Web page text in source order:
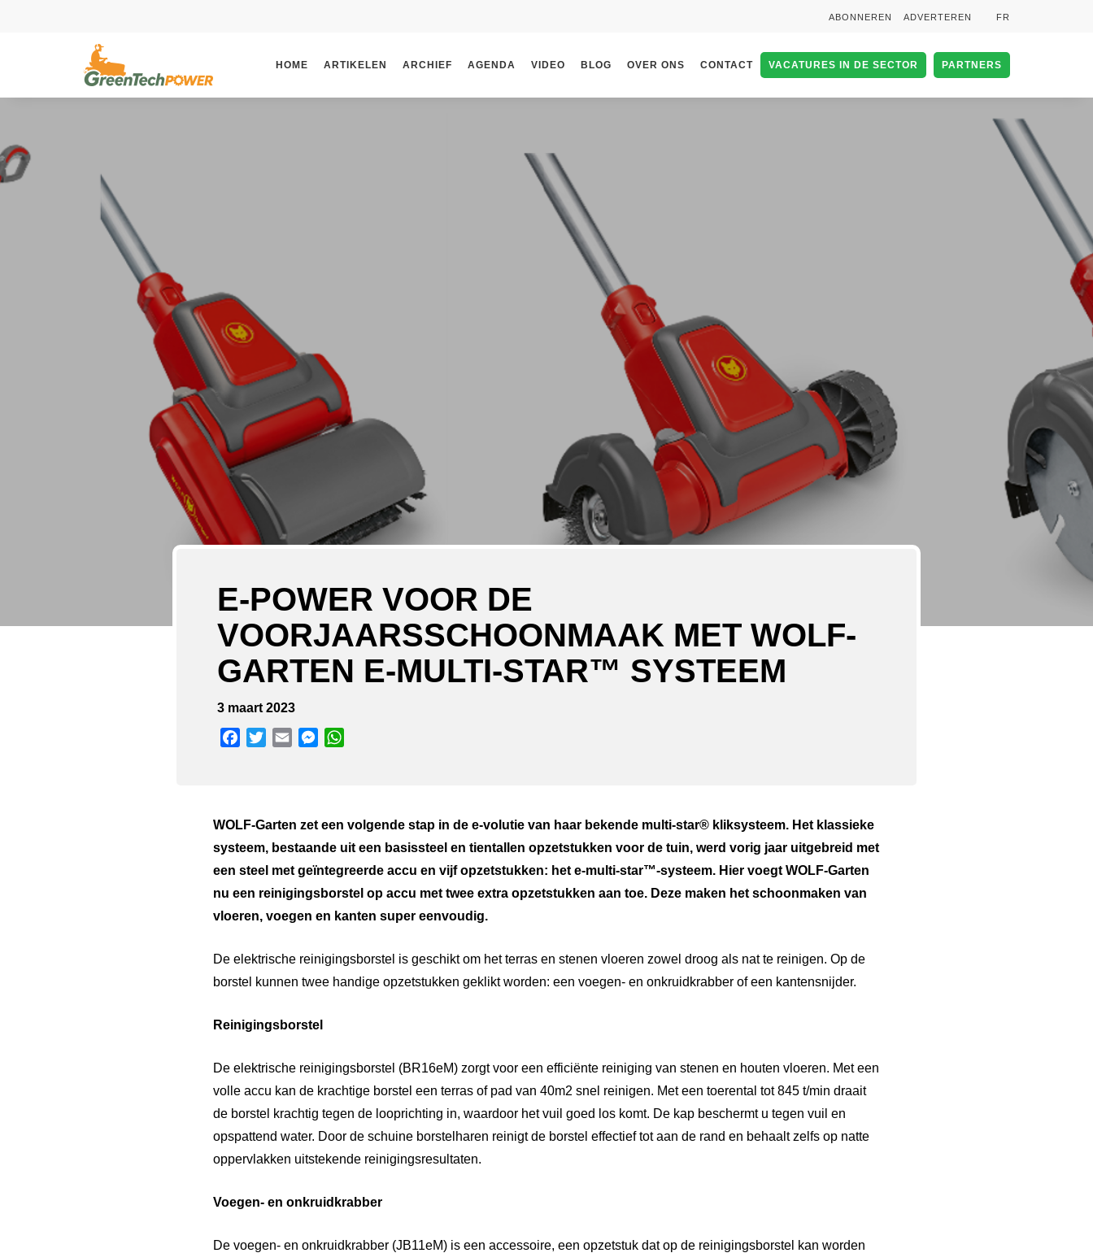
ABONNEREN ADVERTEREN FR
HOME ARTIKELEN ARCHIEF AGENDA VIDEO BLOG OVER ONS CONTACT VACATURES IN DE SECTOR PARTNERS
E-POWER VOOR DE
VOORJAARSSCHOONMAAK MET WOLF-
GARTEN E-MULTI-STAR™ SYSTEEM
3 maart 2023
Facebook
TwitterEmail Messenger
WOLF-Garten zet een volgende stap in de e-volutie van haar bekende multi-star® kliksysteem. Het klassieke
systeem, bestaande uit een basissteel en tientallen opzetstukken voor de tuin, werd vorig jaar uitgebreid met
een steel met geïntegreerde accu en vijf opzetstukken: het e-multi-star™-systeem. Hier voegt WOLF-Garten
nu een reinigingsborstel op accu met twee extra opzetstukken aan toe. Deze maken het schoonmaken van
vloeren, voegen en kanten super eenvoudig.
De elektrische reinigingsborstel is geschikt om het terras en stenen vloeren zowel droog als nat te reinigen. Op de
borstel kunnen twee handige opzetstukken geklikt worden: een voegen- en onkruidkrabber of een kantensnijder.
Reinigingsborstel
De elektrische reinigingsborstel (BR16eM) zorgt voor een efficiënte reiniging van stenen en houten vloeren. Met een
volle accu kan de krachtige borstel een terras of pad van 40m2 snel reinigen. Met een toerental tot 845 t/min draait
de borstel krachtig tegen de looprichting in, waardoor het vuil goed los komt. De kap beschermt u tegen vuil en
opspattend water. Door de schuine borstelharen reinigt de borstel effectief tot aan de rand en behaalt zelfs op natte
oppervlakken uitstekende reinigingsresultaten.
Voegen- en onkruidkrabber
De voegen- en onkruidkrabber (JB11eM) is een accessoire, een opzetstuk dat op de reinigingsborstel kan worden